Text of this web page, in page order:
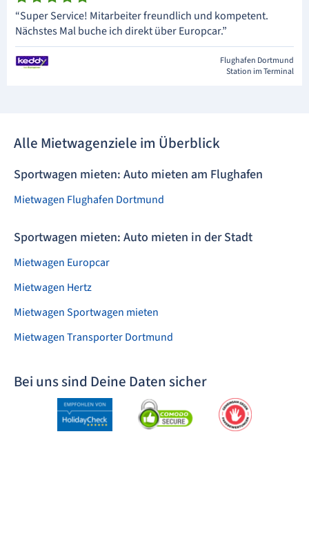
“Super Service! Mitarbeiter freundlich und kompetent.
Nächstes Mal buche ich direkt über Europcar.”
Flughafen Dortmund
Station im Terminal
Alle Mietwagenziele im Überblick
Sportwagen mieten: Auto mieten am Flughafen
Mietwagen Flughafen Dortmund
Sportwagen mieten: Auto mieten in der Stadt
Mietwagen Europcar
Mietwagen Hertz
Mietwagen Sportwagen mieten
Mietwagen Transporter Dortmund
Bei uns sind Deine Daten sicher